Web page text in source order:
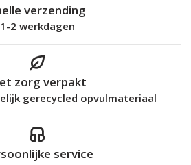
verzending
1-2 werkdagen
zorg verpakt
gerecycled opvulmateriaal
service